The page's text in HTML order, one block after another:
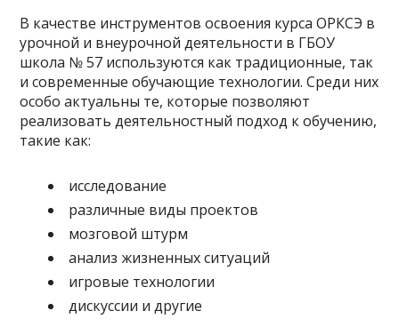
В качестве инструментов освоения курса ОРКСЭ в
урочной и внеурочной деятельности в ГБОУ
школа № 57 используются как традиционные, так
и современные обучающие технологии. Среди них
особо актуальны те, которые позволяют
реализовать деятельностный подход к обучению,
такие как:
исследование
различные виды проектов
мозговой штурм
анализ жизненных ситуаций
игровые технологии
дискуссии и другие